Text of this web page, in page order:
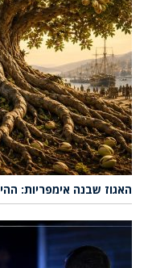
האגוז שבנה אימפריות: